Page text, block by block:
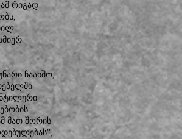
რიგად
ჩაახშო,
მათ შორის